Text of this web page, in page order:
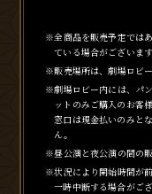
※全商品を販売予定では
ている場合がございま
※販売場所は、劇場ロビー
※劇場ロビー内には、パ
ットのみご購入のお客
窓口は現金払いのみと
ん。
※昼公演と夜公演の間の
※状況により開始時間が
一時中断する場合がご